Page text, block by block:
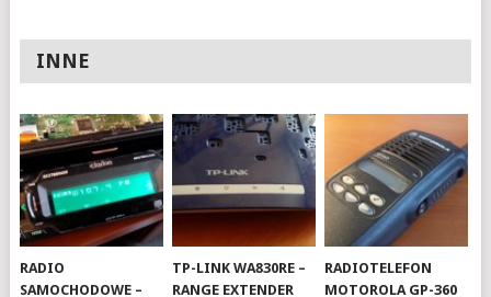
INNE
RADIO
SAMOCHODOWE –
TP-LINK WA830RE –
RANGE EXTENDER
RADIOTELEFON
MOTOROLA GP-360